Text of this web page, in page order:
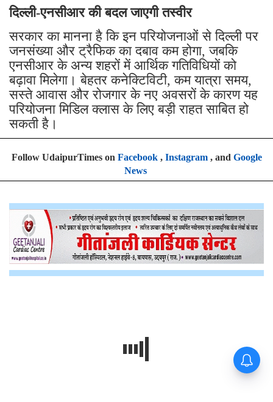
दिल्ली-एनसीआर की बदल जाएगी तस्वीर
सरकार का मानना है कि इन परियोजनाओं से दिल्ली पर
जनसंख्या और ट्रैफिक का दबाव कम होगा, जबकि
एनसीआर के अन्य शहरों में आर्थिक गतिविधियों को
बढ़ावा मिलेगा। बेहतर कनेक्टिविटी, कम यात्रा समय,
सस्ते आवास और रोजगार के नए अवसरों के कारण यह
परियोजना मिडिल क्लास के लिए बड़ी राहत साबित हो
सकती है।
Follow UdaipurTimes on Facebook, Instagram, and Google
News